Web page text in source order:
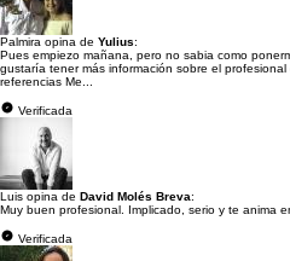
Palmira opina de Yulius:
Pues empiezo mañana, pero no sabia como
gustaría tener más información sobre el
referencias Me...
Verificada
Luis opina de David Molés Breva:
Muy buen profesional. Implicado, serio y te anima
Verificada